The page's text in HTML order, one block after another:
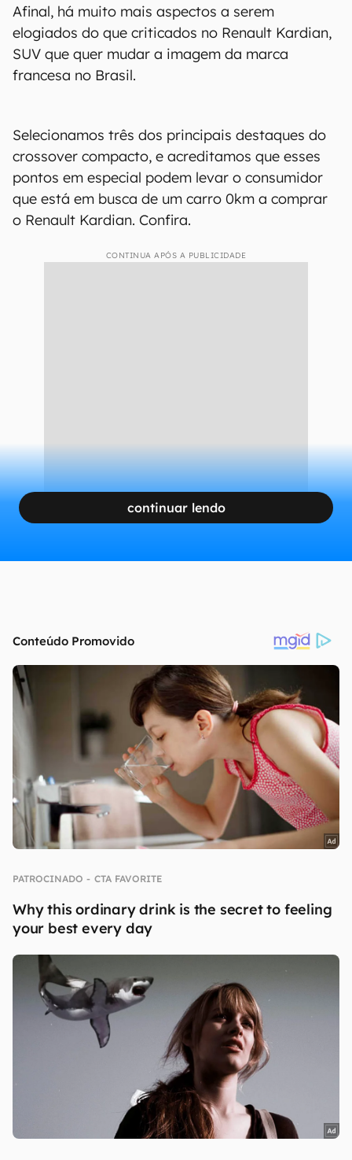
Afinal, há muito mais aspectos a serem
elogiados do que criticados no Renault Kardian,
SUV que quer mudar a imagem da marca
francesa no Brasil.
Selecionamos três dos principais destaques do
crossover compacto, e acreditamos que esses
pontos em especial podem levar o consumidor
que está em busca de um carro 0km a comprar
o Renault Kardian. Confira.
CONTINUA APÓS A PUBLICIDADE
continuar lendo